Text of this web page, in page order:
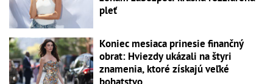
pleť
Koniec mesiaca prinesie finančný
obrat: Hviezdy ukázali na štyri
znamenia, ktoré získajú veľké